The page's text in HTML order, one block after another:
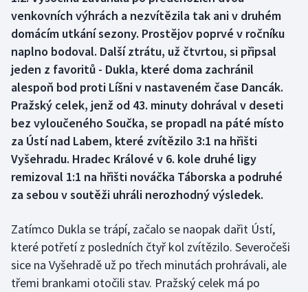
Curling
Dostihy
Florbal
Futsal
Golf
Gymnastika
Jezdectví
Judo
venkovních výhrách a nezvítězila tak ani v druhém
domácím utkání sezony. Prostějov poprvé v ročníku
naplno bodoval. Další ztrátu, už čtvrtou, si připsal
jeden z favoritů - Dukla, které doma zachránil
alespoň bod proti Líšni v nastaveném čase Dancák.
Pražský celek, jenž od 43. minuty dohrával v deseti
bez vyloučeného Součka, se propadl na páté místo
za Ústí nad Labem, které zvítězilo 3:1 na hřišti
Vyšehradu. Hradec Králové v 6. kole druhé ligy
remizoval 1:1 na hřišti nováčka Táborska a podruhé
za sebou v soutěži uhráli nerozhodný výsledek.
Zatímco Dukla se trápí, začalo se naopak dařit Ústí,
které potřetí z posledních čtyř kol zvítězilo. Severočeši
sice na Vyšehradě už po třech minutách prohrávali, ale
třemi brankami otočili stav. Pražský celek má po